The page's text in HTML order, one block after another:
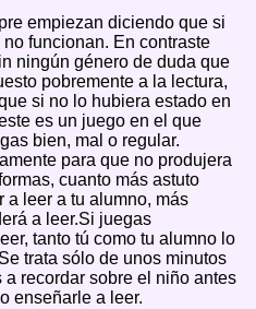
empiezan diciendo que si
funcionan. En contraste
ningún género de duda que
pobremente a la lectura,
si no lo hubiera estado en
es un juego en el que
bien, mal o regular.
para que no produjera
cuanto más astuto
a leer a tu alumno, más
a leer.Si juegas
tanto tú como tu alumno lo
trata sólo de unos minutos
recordar sobre el niño antes
enseñarle a leer.